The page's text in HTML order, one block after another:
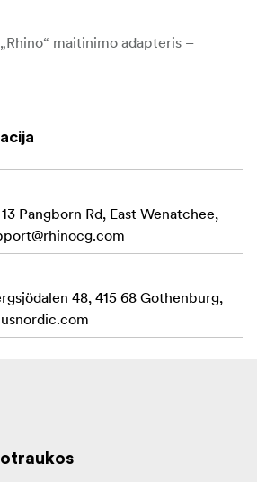
„Rhino“ maitinimo adapteris –
Pangborn Rd, East Wenatchee,
48, 415 68 Gothenburg,